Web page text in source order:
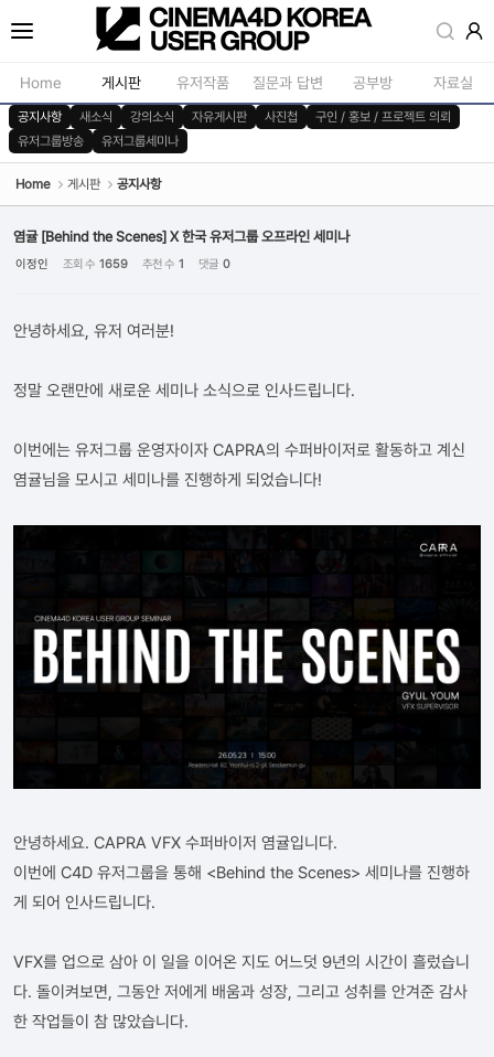
Home 게시판
공지사항
새소식
자유게시판
구인 / 홍보 / 프로젝트 의뢰
유저작품 질문과 답변 공부방 자료실
공지사항 새소식 강의소식 자유게시판 사진첩
구인 / 홍보 / 프로젝트 의뢰
유저그룹방송
유저그룹세미나
Home 게시판 공지사항
염귤 [Behind the Scenes] X 한국 유저그룹 오프라인 세미나
이정인 조회 수 1659 추천 수 1 댓글 0
안녕하세요, 유저 여러분!
정말 오랜만에 새로운 세미나 소식으로 인사드립니다.
이번에는 유저그룹 운영자이자 CAPRA의 수퍼바이저로 활동하고 계신
염귤님을 모시고 세미나를 진행하게 되었습니다!
안녕하세요. CAPRA VFX 수퍼바이저 염귤입니다.
이번에 C4D 유저그룹을 통해 <Behind the Scenes> 세미나를 진행하
게 되어 인사드립니다.
VFX를 업으로 삼아 이 일을 이어온 지도 어느덧 9년의 시간이 흘렀습니
다. 돌이켜보면, 그동안 저에게 배움과 성장, 그리고 성취를 안겨준 감사
한 작업들이 참 많았습니다.
Sketchbook5, 스케치북5
Sketchbook5, 스케치북5